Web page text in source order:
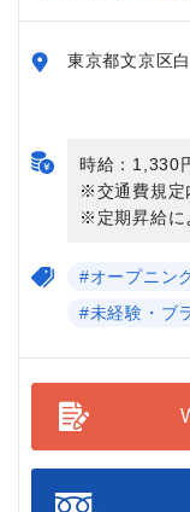
東京都文京区
時給：1,330
※交通費規定
※定期昇給に
#オープニン
#未経験・ブ